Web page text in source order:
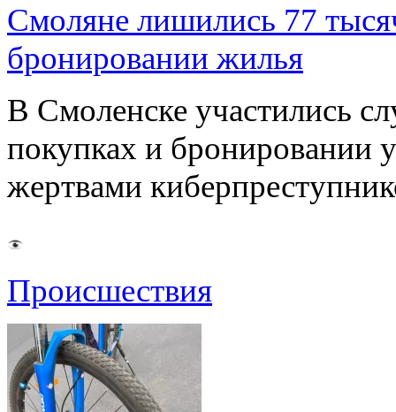
Смоляне лишились 77
бронировании жилья
В Смоленске участились
покупках и бронировании
жертвами
Происшествия